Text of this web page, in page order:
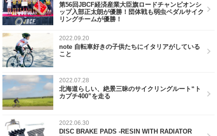
第56回JBCF経済産業大臣旗ロードチャンピオンシ
ップ入部正太朗が優勝！団体戦も弱虫ペダルサイク
リングチームが優勝！
2022.09.20
note 自転車好きの子供たちにイタリアがしている
こと
2022.07.28
北海道らしい、絶景三昧のサイクリングルート“ト
カプチ400”を走る
2022.06.30
DISC BRAKE PADS -RESIN WITH RADIATOR